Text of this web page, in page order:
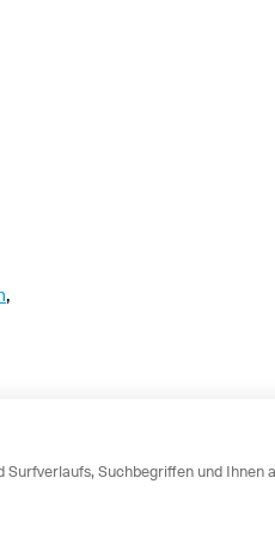
Surfverlaufs, Suchbegriffen und Ihnen
,